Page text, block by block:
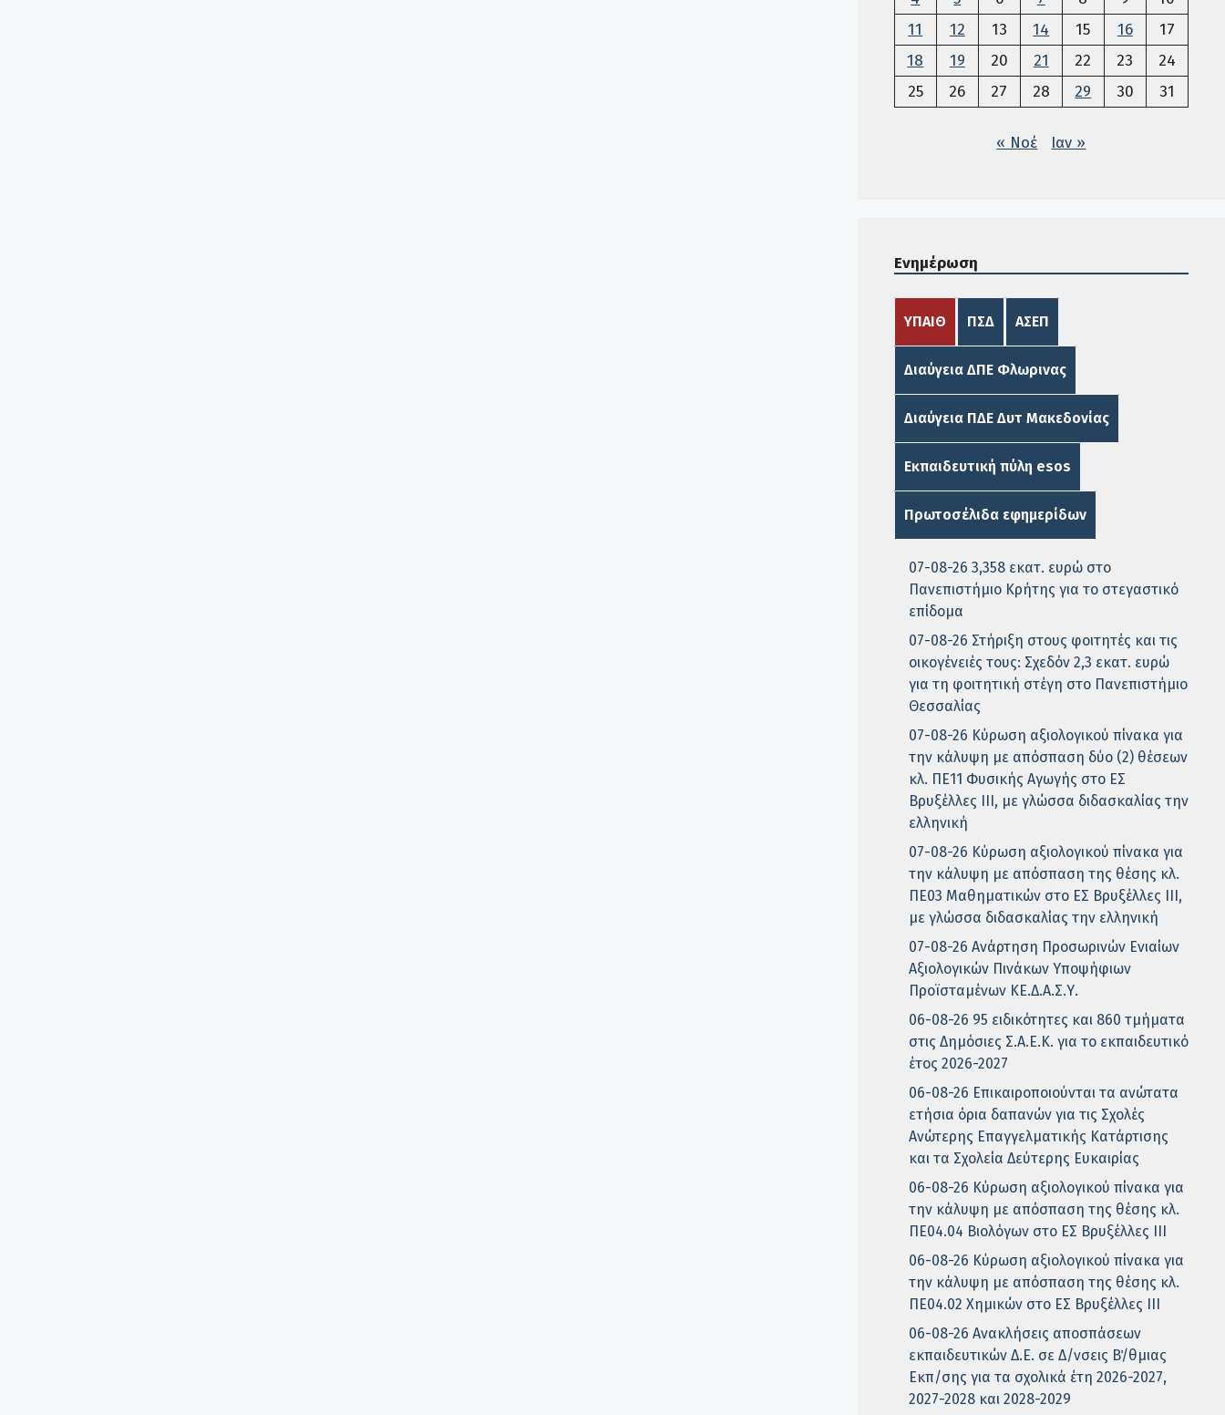
11
12 13 14 15 16
17
18
19 20 21 22 23
24
25
26 27 28 29 30 31
« Νοέ Ιαν »
Ενημέρωση
ΥΠΑΙΘ ΠΣΔ ΑΣΕΠ
Διαύγεια ΔΠΕ Φλωρινας
Διαύγεια ΠΔΕ Δυτ Μακεδονίας
Εκπαιδευτική πύλη esos
Πρωτοσέλιδα εφημερίδων
07-08-26 3,358 εκατ. ευρώ στο
Πανεπιστήμιο Κρήτης για το στεγαστικό
επίδομα
07-08-26 Στήριξη στους φοιτητές και τις
οικογένειές τους: Σχεδόν 2,3 εκατ. ευρώ
για τη φοιτητική στέγη στο Πανεπιστήμιο
Θεσσαλίας
07-08-26 Κύρωση αξιολογικού πίνακα για
την κάλυψη με απόσπαση δύο (2) θέσεων
κλ. ΠΕ11 Φυσικής Αγωγής στο ΕΣ
Βρυξέλλες ΙΙΙ, με γλώσσα διδασκαλίας την
ελληνική
07-08-26 Κύρωση αξιολογικού πίνακα για
την κάλυψη με απόσπαση της θέσης κλ.
ΠΕ03 Μαθηματικών στο ΕΣ Βρυξέλλες ΙΙΙ,
με γλώσσα διδασκαλίας την ελληνική
07-08-26 Ανάρτηση Προσωρινών Ενιαίων
Αξιολογικών Πινάκων Υποψήφιων
Προϊσταμένων ΚΕ.Δ.Α.Σ.Υ.
06-08-26 95 ειδικότητες και 860 τμήματα
στις Δημόσιες Σ.Α.Ε.Κ. για το εκπαιδευτικό
έτος 2026-2027
06-08-26 Επικαιροποιούνται τα ανώτατα
ετήσια όρια δαπανών για τις Σχολές
Ανώτερης Επαγγελματικής Κατάρτισης
και τα Σχολεία Δεύτερης Ευκαιρίας
06-08-26 Κύρωση αξιολογικού πίνακα για
την κάλυψη με απόσπαση της θέσης κλ.
ΠΕ04.04 Βιολόγων στο ΕΣ Βρυξέλλες ΙΙΙ
06-08-26 Κύρωση αξιολογικού πίνακα για
την κάλυψη με απόσπαση της θέσης κλ.
ΠΕ04.02 Χημικών στο ΕΣ Βρυξέλλες ΙΙΙ
06-08-26 Ανακλήσεις αποσπάσεων
εκπαιδευτικών Δ.Ε. σε Δ/νσεις Β΄/θμιας
Εκπ/σης για τα σχολικά έτη 2026-2027,
2027-2028 και 2028-2029